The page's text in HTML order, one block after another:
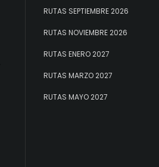
RUTAS SEPTIEMBRE 2026
RUTAS NOVIEMBRE 2026
RUTAS ENERO 2027
RUTAS MARZO 2027
RUTAS MAYO 2027